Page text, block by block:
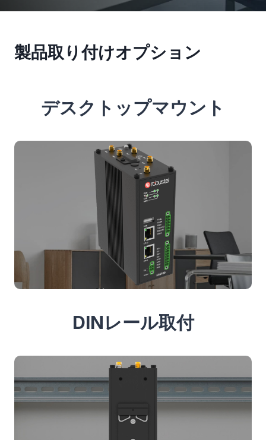
製品取り付けオプション
デスクトップマウント
DINレール取付